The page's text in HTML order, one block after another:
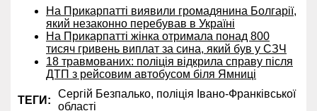
На Прикарпатті виявили громадянина Болгарії,
який незаконно перебував в Україні
На Прикарпатті жінка отримала понад 800
тисяч гривень виплат за сина, який був у СЗЧ
18 травмованих: поліція відкрила справу після
ДТП з рейсовим автобусом біля Ямниці
ТЕГИ:
Сергій Безпалько, поліція Івано-Франківської
області